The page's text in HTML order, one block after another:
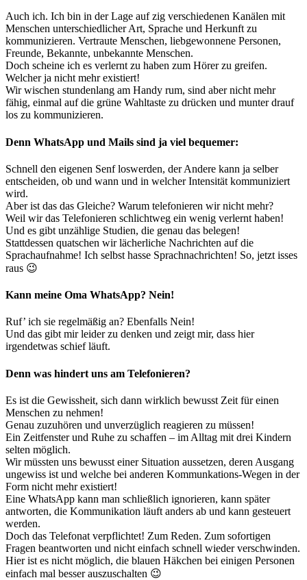
Auch ich. Ich bin in der Lage auf zig verschiedenen Kanälen mit
Menschen unterschiedlicher Art, Sprache und Herkunft zu
kommunizieren. Vertraute Menschen, liebgewonnene Personen,
Freunde, Bekannte, unbekannte Menschen.
Doch scheine ich es verlernt zu haben zum Hörer zu greifen.
Welcher ja nicht mehr existiert!
Wir wischen stundenlang am Handy rum, sind aber nicht mehr
fähig, einmal auf die grüne Wahltaste zu drücken und munter drauf
los zu kommunizieren.
Denn WhatsApp und Mails sind ja viel bequemer:
Schnell den eigenen Senf loswerden, der Andere kann ja selber
entscheiden, ob und wann und in welcher Intensität kommuniziert
wird.
Aber ist das das Gleiche? Warum telefonieren wir nicht mehr?
Weil wir das Telefonieren schlichtweg ein wenig verlernt haben!
Und es gibt unzählige Studien, die genau das belegen!
Stattdessen quatschen wir lächerliche Nachrichten auf die
Sprachaufnahme! Ich selbst hasse Sprachnachrichten! So, jetzt isses
raus 😉
Kann meine Oma WhatsApp? Nein!
Ruf’ ich sie regelmäßig an? Ebenfalls Nein!
Und das gibt mir leider zu denken und zeigt mir, dass hier
irgendetwas schief läuft.
Denn was hindert uns am Telefonieren?
Es ist die Gewissheit, sich dann wirklich bewusst Zeit für einen
Menschen zu nehmen!
Genau zuzuhören und unverzüglich reagieren zu müssen!
Ein Zeitfenster und Ruhe zu schaffen – im Alltag mit drei Kindern
selten möglich.
Wir müssten uns bewusst einer Situation aussetzen, deren Ausgang
ungewiss ist und welche bei anderen Kommunkations-Wegen in der
Form nicht mehr existiert!
Eine WhatsApp kann man schließlich ignorieren, kann später
antworten, die Kommunikation läuft anders ab und kann gesteuert
werden.
Doch das Telefonat verpflichtet! Zum Reden. Zum sofortigen
Fragen beantworten und nicht einfach schnell wieder verschwinden.
Hier ist es nicht möglich, die blauen Häkchen bei einigen Personen
einfach mal besser auszuschalten 😉